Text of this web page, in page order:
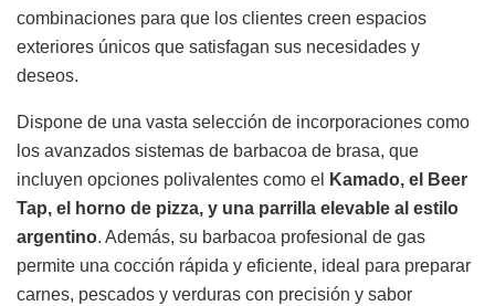
combinaciones para que los clientes creen espacios
exteriores únicos que satisfagan sus necesidades y
deseos.
Dispone de una vasta selección de incorporaciones como
los avanzados sistemas de barbacoa de brasa, que
incluyen opciones polivalentes como el
Kamado, el Beer
Tap, el horno de pizza, y una parrilla elevable al estilo
argentino. Además, su barbacoa profesional de gas
permite una cocción rápida y eficiente, ideal para preparar
carnes, pescados y verduras con precisión y sabor